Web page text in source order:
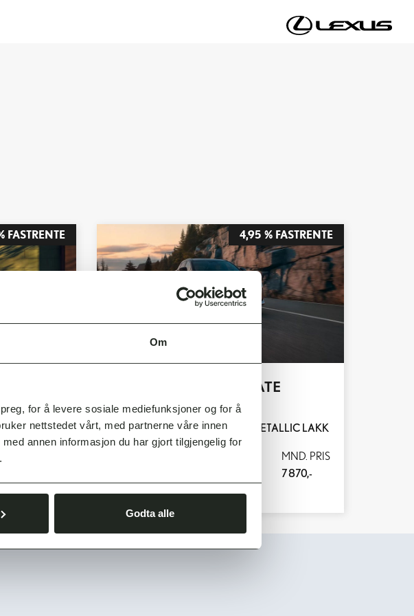
Om
for å levere sosiale mediefunksjoner og for å
nettstedet vårt, med partnerne våre innen
annen informasjon du har gjort tilgjengelig for
Godta alle
FASTRENTE
LAKK
4,95 % FASTRENTE
RZ 550E - DEN ULTIMATE
KJØREMASKINEN
INKLUDERT VINTERHJUL OG METALLIC LAKK
MND. PRIS
7 870,-